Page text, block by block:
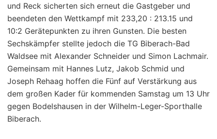
und Reck sicherten sich erneut die Gastgeber und
beendeten den Wettkampf mit 233,20 : 213.15 und
10:2 Gerätepunkten zu ihren Gunsten. Die besten
Sechskämpfer stellte jedoch die TG Biberach-Bad
Waldsee mit Alexander Schneider und Simon Lachmair.
Gemeinsam mit Hannes Lutz, Jakob Schmid und
Joseph Rehaag hoffen die Fünf auf Verstärkung aus
dem großen Kader für kommenden Samstag um 13 Uhr
gegen Bodelshausen in der Wilhelm-Leger-Sporthalle
Biberach.